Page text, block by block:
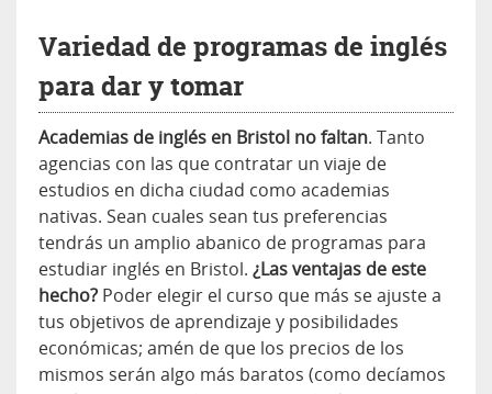
Variedad de programas de inglés
para dar y tomar
Academias de inglés en Bristol no faltan. Tanto
agencias con las que contratar un viaje de
estudios en dicha ciudad como academias
nativas. Sean cuales sean tus preferencias
tendrás un amplio abanico de programas para
estudiar inglés en Bristol. ¿Las ventajas de este
hecho? Poder elegir el curso que más se ajuste a
tus objetivos de aprendizaje y posibilidades
económicas; amén de que los precios de los
mismos serán algo más baratos (como decíamos